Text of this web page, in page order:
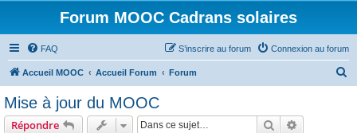
Forum MOOC Cadrans solaires
FAQ Connexion au forum
S’inscrire au forum
Accueil MOOC Accueil Forum Forum
Mise à jour du MOOC
Répondre Rechercher